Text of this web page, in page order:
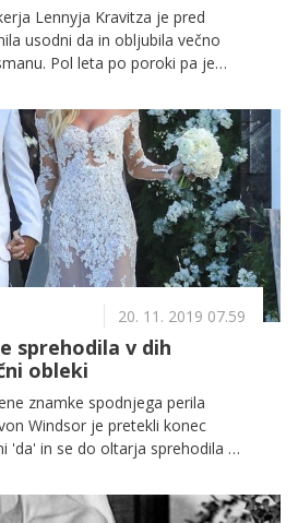
Lennyja Kravitza je pred
usodni da in obljubila večno
Pol leta po poroki pa je
neobičajne poročne obleke.
20. 11. 2019 07.59
sprehodila v dih
obleki
znamke spodnjega perila
Windsor je pretekli konec
'da' in se do oltarja sprehodila v